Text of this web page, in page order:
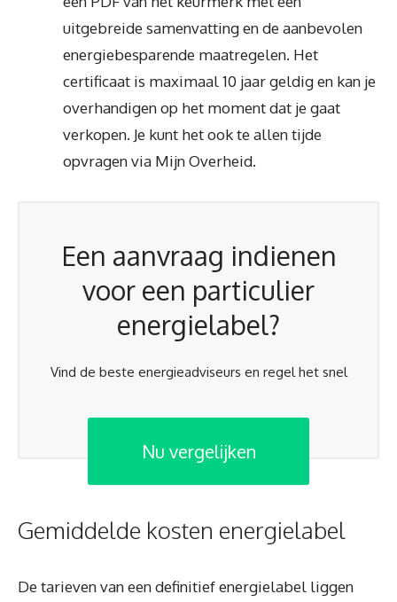
uitgebreide samenvatting en de aanbevolen
energiebesparende maatregelen. Het
certificaat is maximaal 10 jaar geldig en kan je
overhandigen op het moment dat je gaat
verkopen. Je kunt het ook te allen tijde
opvragen via Mijn Overheid.
Een aanvraag indienen
voor een particulier
energielabel?
Vind de beste energieadviseurs en regel het snel
Nu vergelijken
Gemiddelde kosten energielabel
De tarieven van een definitief energielabel liggen